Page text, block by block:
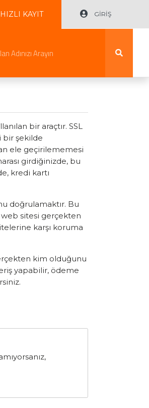
HIZLI KAYIT GİRİŞ
bir araçtır. SSL
bir şekilde
ele geçirilememesi
girdiğinizde, bu
kredi kartı
doğrulamaktır. Bu
web sitesi gerçekten
karşı koruma
kim olduğunu
yapabilir, ödeme